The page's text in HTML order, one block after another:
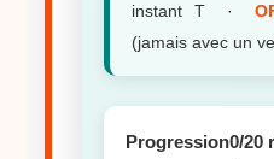
instant T ·
(jamais avec un
Progression0/20